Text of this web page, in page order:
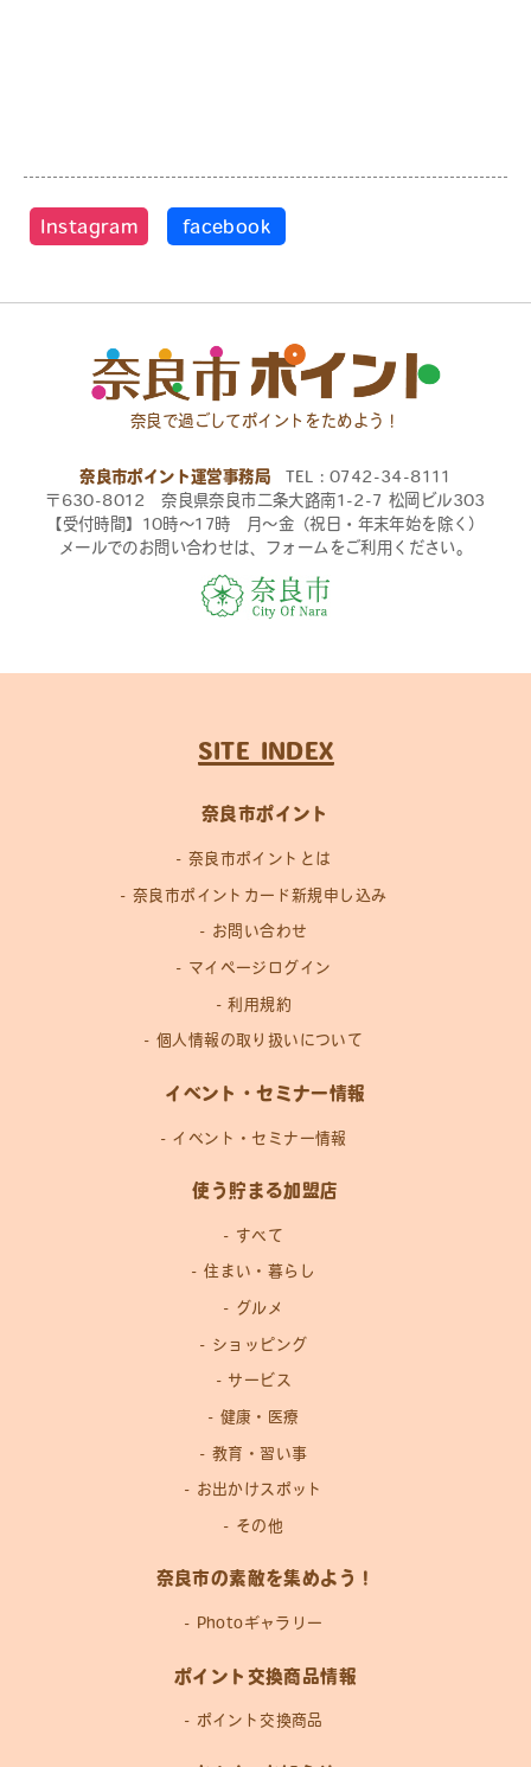
Instagram facebook
奈良で過ごしてポイントをためよう！
奈良市ポイント運営事務局 TEL：0742-34-8111
〒630-8012 奈良県奈良市二条大路南1-2-7 松岡ビル303
【受付時間】10時〜17時 月〜金（祝日・年末年始を除く）
メールでのお問い合わせは、フォームをご利用ください。
SITE INDEX
奈良市ポイント
奈良市ポイントとは
奈良市ポイントカード新規申し込み
お問い合わせ
マイページログイン
利用規約
個人情報の取り扱いについて
イベント・セミナー情報
イベント・セミナー情報
使う貯まる加盟店
すべて
住まい・暮らし
グルメ
ショッピング
サービス
健康・医療
教育・習い事
お出かけスポット
その他
奈良市の素敵を集めよう！
Photoギャラリー
ポイント交換商品情報
ポイント交換商品